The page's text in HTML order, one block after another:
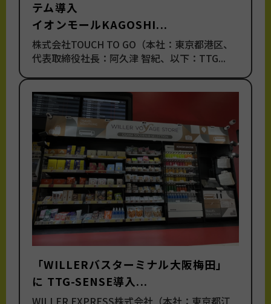
テム導入
イオンモールKAGOSHI...
株式会社TOUCH TO GO（本社：東京都港区、
代表取締役社長：阿久津 智紀、以下：TTG...
「WILLERバスターミナル大阪梅田」
に TTG-SENSE導入...